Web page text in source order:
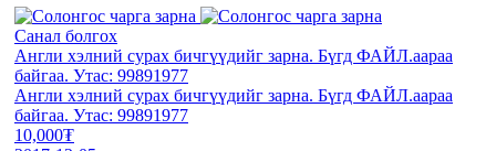
Санал болгох
Англи хэлний сурах бичгүүдийг зарна. Бүгд ФАЙЛ.аараа
байгаа. Утас: 99891977
Англи хэлний сурах бичгүүдийг зарна. Бүгд ФАЙЛ.аараа
байгаа. Утас: 99891977
10,000₮